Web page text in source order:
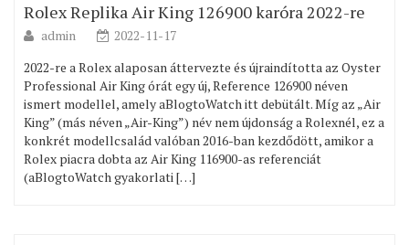
Rolex Replika Air King 126900 karóra 2022-re
admin
2022-11-17
2022-re a Rolex alaposan áttervezte és újraindította az Oyster
Professional Air King órát egy új, Reference 126900 néven
ismert modellel, amely aBlogtoWatch itt debütált. Míg az „Air
King” (más néven „Air-King”) név nem újdonság a Rolexnél, ez a
konkrét modellcsalád valóban 2016-ban kezdődött, amikor a
Rolex piacra dobta az Air King 116900-as referenciát
(aBlogtoWatch gyakorlati […]